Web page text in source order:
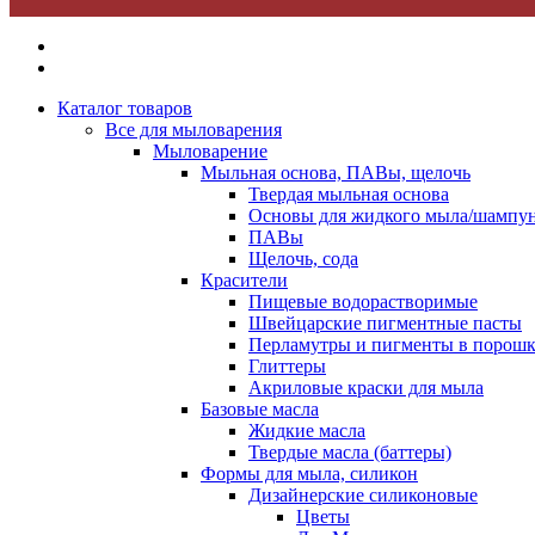
Каталог товаров
Все для мыловарения
Мыловарение
Мыльная основа, ПАВы, щелочь
Твердая мыльная основа
Основы для жидкого мыла/
ПАВы
Щелочь, сода
Красители
Пищевые водорастворимые
Швейцарские пигментные пасты
Перламутры и пигменты в
Глиттеры
Акриловые краски для мыла
Базовые масла
Жидкие масла
Твердые масла (баттеры)
Формы для мыла, силикон
Дизайнерские силиконовые
Цветы